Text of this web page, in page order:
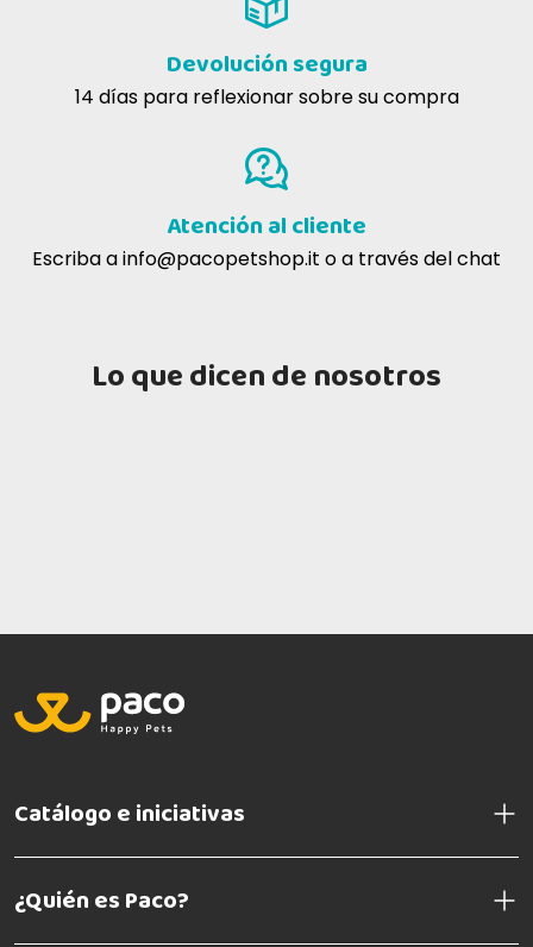
Devolución segura
14 días para reflexionar sobre su compra
Atención al cliente
Escriba ainfo@pacopetshop.it o a través del chat
Lo que dicen de nosotros
Catálogo e iniciativas
¿Quién es Paco?